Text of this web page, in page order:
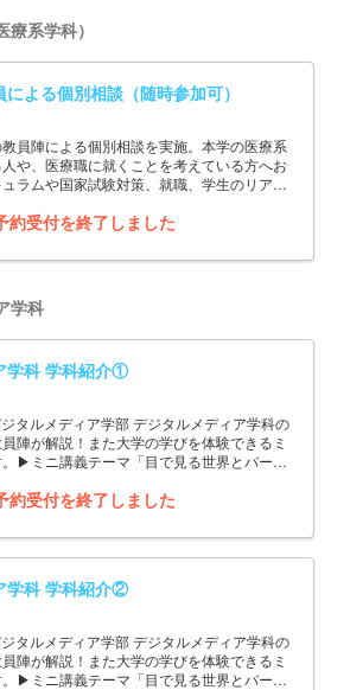
系学科）
よる個別相談（随時参加可）
員陣による個別相談を実施。本学の医療系
や、医療職に就くことを考えている方へお
ラムや国家試験対策、就職、学生のリアル
（予約不要）へお越しください。
約受付を終了しました
学科
学科 学科紹介①
タルメディア学部 デジタルメディア学科の
陣が解説！また大学の学びを体験できるミ
▶ミニ講義テーマ「目で見る世界とバーチ
約受付を終了しました
学科 学科紹介②
タルメディア学部 デジタルメディア学科の
陣が解説！また大学の学びを体験できるミ
▶ミニ講義テーマ「目で見る世界とバーチ